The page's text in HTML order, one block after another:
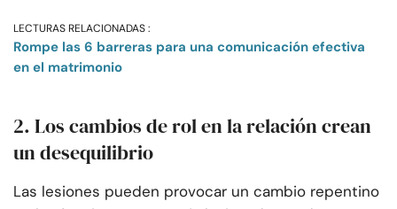
LECTURAS RELACIONADAS :
Rompe las 6 barreras para una comunicación efectiva
en el matrimonio
2. Los cambios de rol en la relación crean
un desequilibrio
Las lesiones pueden provocar un cambio repentino